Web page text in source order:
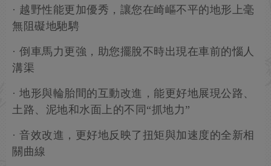
· 越野性能更加優秀，讓您在崎嶇不平的地形上毫
無阻礙地馳騁
· 倒車馬力更強，助您擺脫不時出現在車前的惱人
溝渠
· 地形與輪胎間的互動改進，能更好地展現公路、
土路、泥地和水面上的不同“抓地力”
· 音效改進，更好地反映了扭矩與加速度的全新相
關曲線